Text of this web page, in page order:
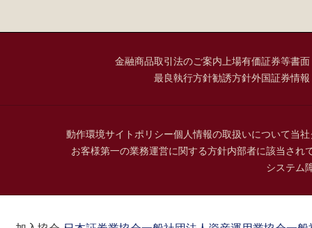
金融商品取引法のご案内 上場有価証券等書
最良執行方針勧誘方針外国証券情
動作環境サイトポリシー個人情報の取扱いについて当
お客様第一の業務運営に関する方針内部者に該当され
システム